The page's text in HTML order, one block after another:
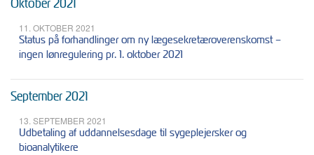
11. OKTOBER 2021
Status på forhandlinger om ny lægesekretæroverenskomst –
ingen lønregulering pr. 1. oktober 2021
September 2021
13. SEPTEMBER 2021
Udbetaling af uddannelsesdage til sygeplejersker og
bioanalytikere